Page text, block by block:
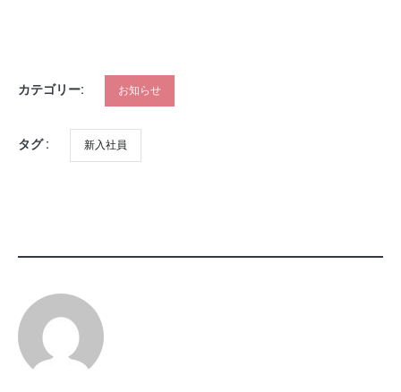
カテゴリー: お知らせ
タグ : 新入社員